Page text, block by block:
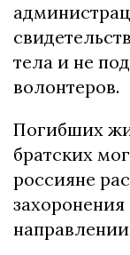
тела и не
волонтеров.
Погибших
братских
россияне